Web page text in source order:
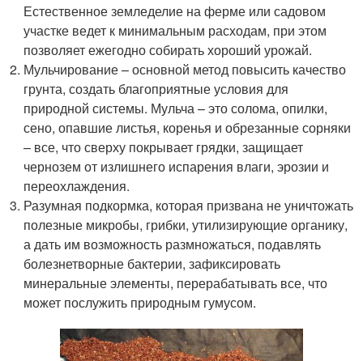
Естественное земледелие на ферме или садовом
участке ведет к минимальным расходам, при этом
позволяет ежегодно собирать хороший урожай.
Мульчирование – основной метод повысить качество
грунта, создать благоприятные условия для
природной системы. Мульча – это солома, опилки,
сено, опавшие листья, коренья и обрезанные сорняки
– все, что сверху покрывает грядки, защищает
чернозем от излишнего испарения влаги, эрозии и
переохлаждения.
Разумная подкормка, которая призвана не уничтожать
полезные микробы, грибки, утилизирующие органику,
а дать им возможность размножаться, подавлять
болезнетворные бактерии, зафиксировать
минеральные элементы, перерабатывать все, что
может послужить природным гумусом.